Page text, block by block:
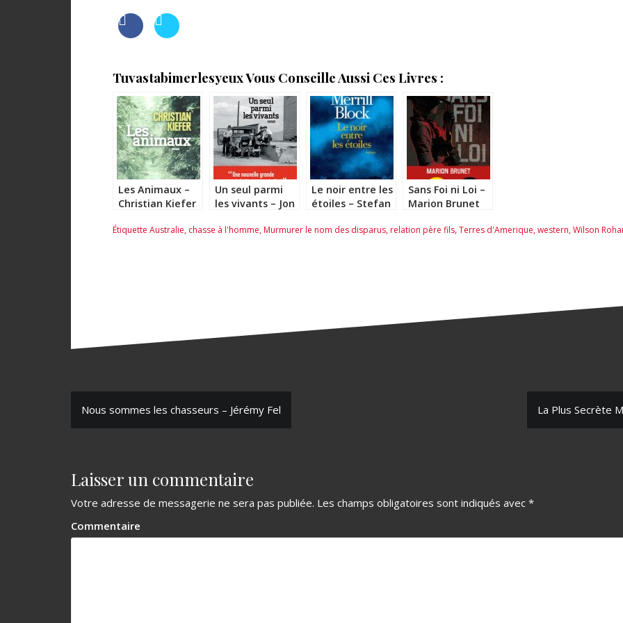
Tuvastabimerlesyeux Vous Conseille Aussi Ces Livres :
Les Animaux –
Christian Kiefer
Un seul parmi
les vivants – Jon
Le noir entre les
étoiles – Stefan
Sans Foi ni Loi –
Marion Brunet
Étiquette Australie, chasse à l'homme,Murmurer le nom des disparus,relation père fils,Terres d'Amerique,western,Wilson
N
i
g
a
Nous sommes les chasseurs – Jérémy Fel La Plus Secrète
Laisser un commentaire
Votre adresse de messagerie ne sera pas publiée. Les champs obligatoires sont indiqués avec *
Commentaire